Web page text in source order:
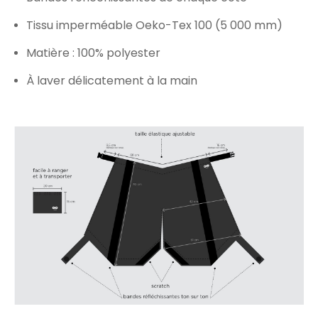
Tissu imperméable Oeko-Tex 100 (5 000 mm)
Matière : 100% polyester
À laver délicatement à la main